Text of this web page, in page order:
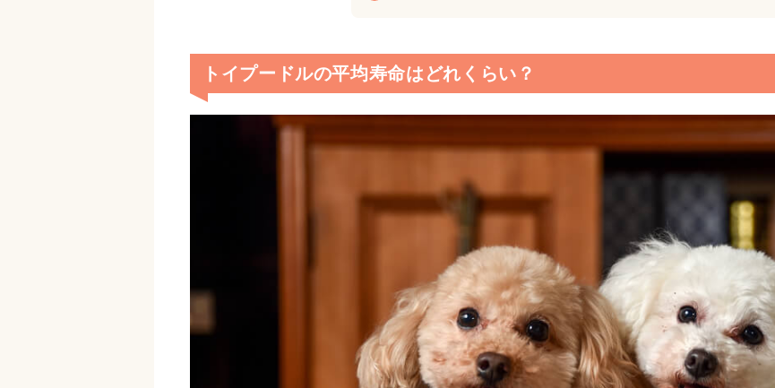
トイプードルの平均寿命はどれくらい？